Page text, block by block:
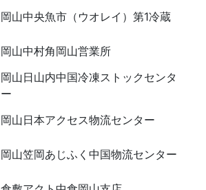
岡山中央魚市（ウオレイ）第1冷蔵
岡山中村角岡山営業所
岡山日山内中国冷凍ストックセンタ
ー
岡山日本アクセス物流センター
岡山笠岡あじふく中国物流センター